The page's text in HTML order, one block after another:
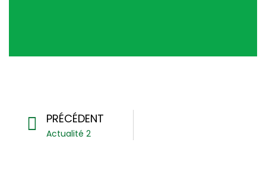
PRÉCÉDENT
Actualité 2